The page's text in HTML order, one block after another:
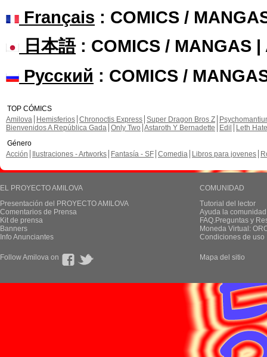
Français : COMICS /
日本語: COMICS / MANGAS |
Русский : COMICS /
TOP CÓMICS
Amilova
Hemisferios Chronoctis Express Super Dragon Bros Z
Bienvenidos A República Gada Only Two Astaroth Y Bernadette Edil
Leth Hate
Género
Acción
Ilustraciones - Artworks Fantasía - SF Comedia Libros para jovenes
EL PROYECTO AMILOVA
Presentación del PROYECTO AMILOVA
Comentarios de Prensa
Kit de prensa
Banners
Info Anunciantes
COMUNIDAD
Tutorial del lector
Ayuda la
FAQ.Preguntas y
Moneda Virtual:
Condiciones de uso
Follow Amilova on Mapa del sitio